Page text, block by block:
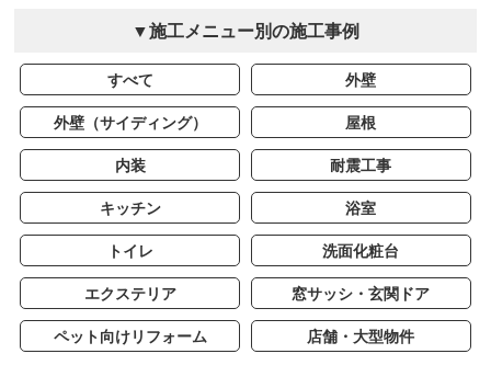
▼施工メニュー別の施工事例
すべて 外壁
外壁（サイディング） 屋根
内装 耐震工事
キッチン 浴室
トイレ 洗面化粧台
エクステリア 窓サッシ・玄関ドア
ペット向けリフォーム 店舗・大型物件